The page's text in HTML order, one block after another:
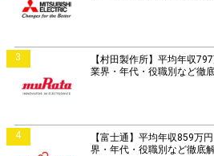
3
【村田製作所】平均年収
業界・年代・役職別など徹
4
【富士通】平均年収859万
界・年代・役職別など徹底